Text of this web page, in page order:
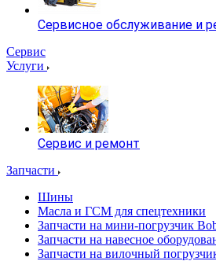
Сервисное обслуживание и
Сервис
Услуги
Сервис и ремонт
Запчасти
Шины
Масла и ГСМ для спецтехники
Запчасти на мини-погрузчик
Запчасти на навесное
Запчасти на вилочный